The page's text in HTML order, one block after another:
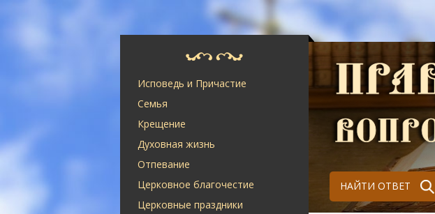
Исповедь и Причастие
Семья
Крещение
Духовная жизнь
Отпевание
Церковное благочестие
Церковные праздники
НАЙТИ ОТВЕТ